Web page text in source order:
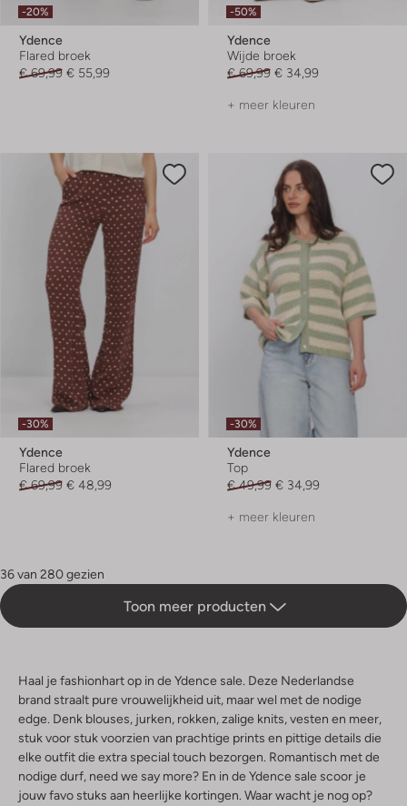
-20%
Ydence
Flared broek
€ 69,99 € 55,99
-50%
Ydence
Wijde broek
€ 69,99 € 34,99
+ meer kleuren
-30%
Ydence
Flared broek
€ 69,99 € 48,99
-30%
Ydence
Top
€ 49,99 € 34,99
+ meer kleuren
36 van 280 gezien
Toon meer producten
Haal je fashionhart op in de Ydence sale. Deze Nederlandse
brand straalt pure vrouwelijkheid uit, maar wel met de nodige
edge. Denk blouses, jurken, rokken, zalige knits, vesten en meer,
stuk voor stuk voorzien van prachtige prints en pittige details die
elke outfit die extra special touch bezorgen. Romantisch met de
nodige durf, need we say more? En in de Ydence sale scoor je
jouw favo stuks aan heerlijke kortingen. Waar wacht je nog op?